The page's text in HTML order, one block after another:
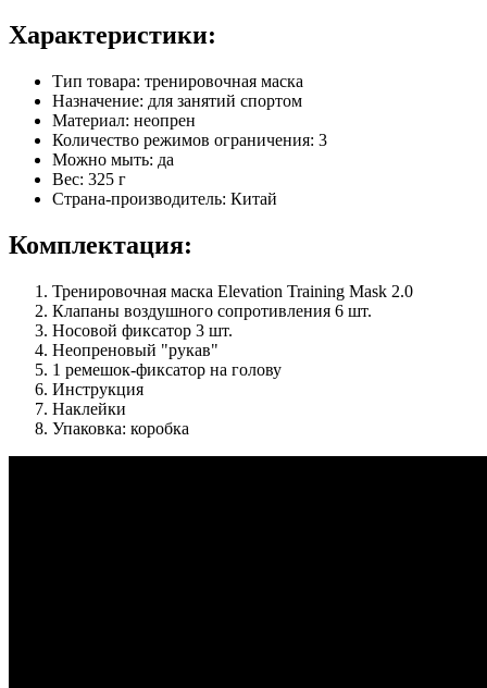
Характеристики:
Тип товара: тренировочная маска
Назначение: для занятий спортом
Материал: неопрен
Количество режимов ограничения: 3
Можно мыть: да
Вес: 325 г
Страна-производитель: Китай
Комплектация:
Тренировочная маска Elevation Training Mask 2.0
Клапаны воздушного сопротивления 6 шт.
Носовой фиксатор 3 шт.
Неопреновый "рукав"
1 ремешок-фиксатор на голову
Инструкция
Наклейки
Упаковка: коробка